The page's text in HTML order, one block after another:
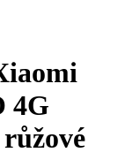
4G
růžové